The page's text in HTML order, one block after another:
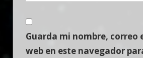
Guarda mi nombre, correo
web en este navegador